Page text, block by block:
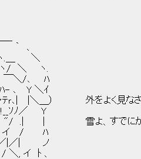
､
.＿ ＼
＼ ヽ.
/､ ﾊ
Y ＼ｲ
| |＼＿） 外をよく見なさ
／ Y
、すでにかなり積
イ / ﾊ
|／| ノ
ﾄ 、